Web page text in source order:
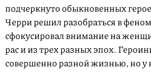
подчеркнуто обыкновенных
Черри решил разобраться в
сфокусировал внимание на
рас и из трех разных эпох.
совершенно разной жизнью, но у